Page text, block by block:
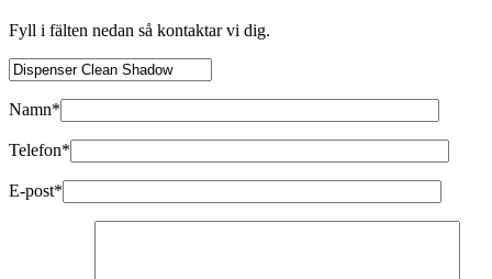
Fyll i fälten nedan så kontaktar vi dig.
Namn*
Telefon*
E-post*